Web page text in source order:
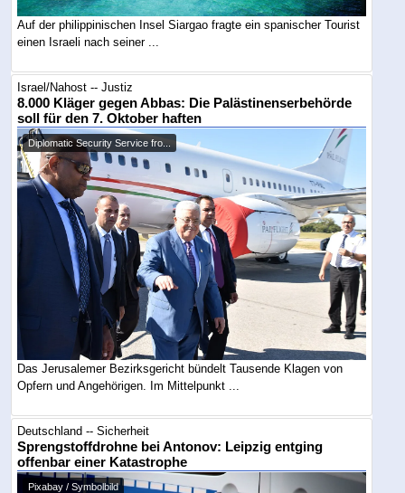
Auf der philippinischen Insel Siargao fragte ein spanischer Tourist
einen Israeli nach seiner ...
Israel/Nahost -- Justiz
8.000 Kläger gegen Abbas: Die Palästinenserbehörde
soll für den 7. Oktober haften
Diplomatic Security Service fro...
Das Jerusalemer Bezirksgericht bündelt Tausende Klagen von
Opfern und Angehörigen. Im Mittelpunkt ...
Deutschland -- Sicherheit
Sprengstoffdrohne bei Antonov: Leipzig entging
offenbar einer Katastrophe
Pixabay / Symbolbild